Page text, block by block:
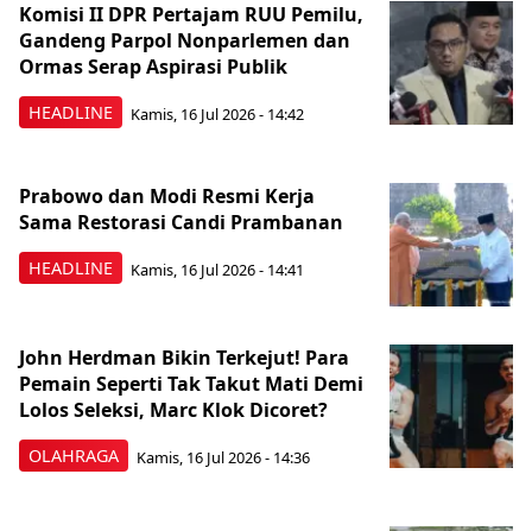
HEADLINE
Komisi II DPR Pertajam RUU Pemilu,
Gandeng Parpol Nonparlemen dan
Ormas Serap Aspirasi Publik
Kamis, 16 Jul 2026 - 14:42
HEADLINE
Prabowo dan Modi Resmi Kerja
Sama Restorasi Candi Prambanan
Kamis, 16 Jul 2026 - 14:41
OLAHRAGA
John Herdman Bikin Terkejut! Para
Pemain Seperti Tak Takut Mati Demi
Lolos Seleksi, Marc Klok Dicoret?
Kamis, 16 Jul 2026 - 14:36